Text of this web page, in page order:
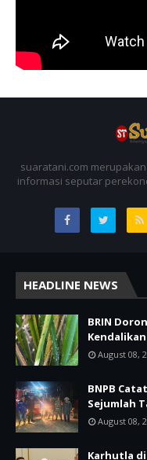
suaratani.com
informasi seputar
HEADLINE NEWS
BRIN
Kendalikan
August 08,
BNPB
Sejumlah
August 08,
Karhutla di